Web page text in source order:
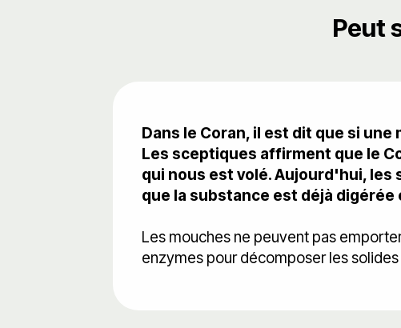
Peut
Dans le Coran, il est dit que si
Les sceptiques affirment que le
qui nous est volé. Aujourd'hui,
que la substance est déjà
Les mouches ne peuvent pas
enzymes pour décomposer les